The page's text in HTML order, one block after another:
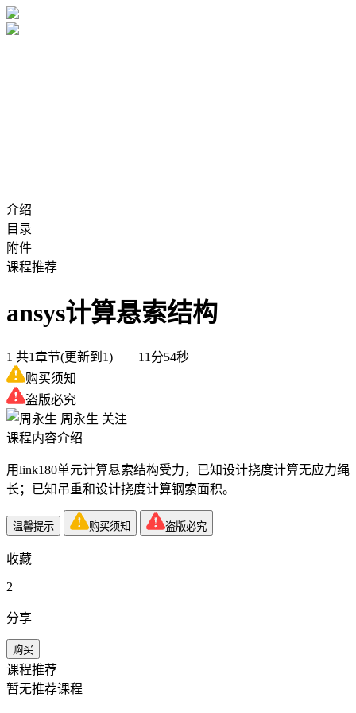
介绍
目录
附件
课程推荐
ansys计算悬索结构
1 共1章节(更新到1) 11分54秒
购买须知
盗版必究
周永生 关注
课程内容介绍
用link180单元计算悬索结构受力，已知设计挠度计算无应力绳
长；已知吊重和设计挠度计算钢索面积。
温馨提示 购买须知 盗版必究
收藏
2
分享
购买
课程推荐
暂无推荐课程